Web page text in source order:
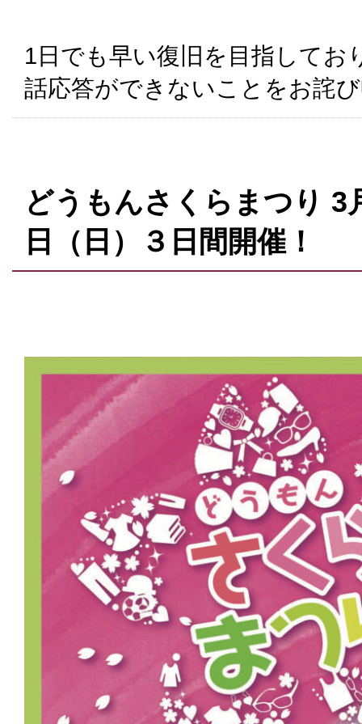
1日でも早い復旧を目指してお
話応答ができないことをお詫
どうもんさくらまつり 3
日（日）３日間開催！